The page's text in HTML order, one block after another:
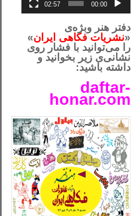
00:00
02:57
دفتر هنر وبژه‌ی
«نشریات فکاهی ایران»
را می‌توانید با فشار روی
نشانی‌ی زیر بخوانید و
داشته باشید:
daftar-
honar.com